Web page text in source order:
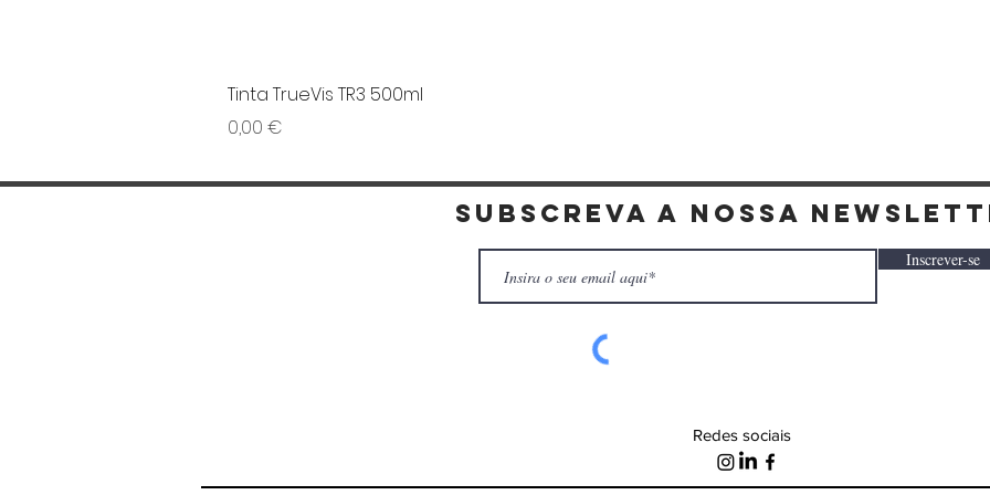
Tinta TrueVis TR3 500ml
Preço
0,00 €
Subscreva a nossa
Inscrever-se
Redes sociais